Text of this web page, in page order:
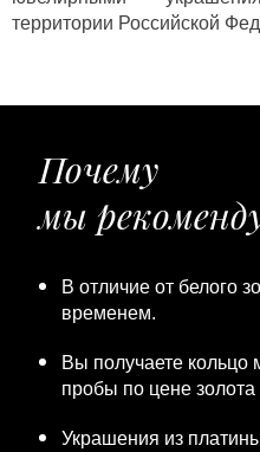
территории Российской
Почему
мы
В отличие от белого
временем.
Вы получаете кольцо
пробы по цене
Украшения из